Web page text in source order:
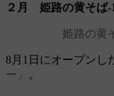
２月 姫路の黄そば
姫路の黄
8月1日にオープンし
ー」
。